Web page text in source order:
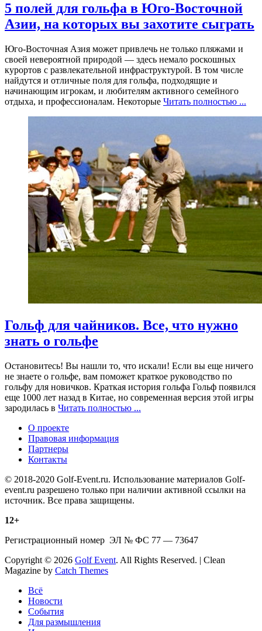
5 полей для гольфа в Юго-Восточной
Азии, на которых вы захотите сыграть
Юго-Восточная Азия может привлечь не только пляжами и
своей невероятной природой — здесь немало роскошных
курортов с развлекательной инфраструктурой. В том числе
найдутся и отличные поля для гольфа, подходящие и
начинающим игрокам, и любителям активного семейного
отдыха, и профессионалам. Некоторые Читать полностью ...
Гольф для чайников. Все, что нужно
знать о гольфе
Остановитесь! Вы нашли то, что искали! Если вы еще ничего
не знаете о гольфе, вам поможет краткое руководство по
гольфу для новичков. Краткая история гольфа Гольф появился
еще 1000 лет назад в Китае, но современная версия этой игры
зародилась в Читать полностью ...
О проекте
Правовая информация
Партнеры
Контакты
© 2018-2020 Golf-Event.ru. Использование материалов Golf-
event.ru разрешено только при наличии активной ссылки на
источник. Все права защищены.
12+
Регистрационный номер ЭЛ № ФС 77 — 73647
Copyright © 2026 Golf Event. All Rights Reserved. | Clean
Magazine by Catch Themes
Всё
Новости
События
Для размышления